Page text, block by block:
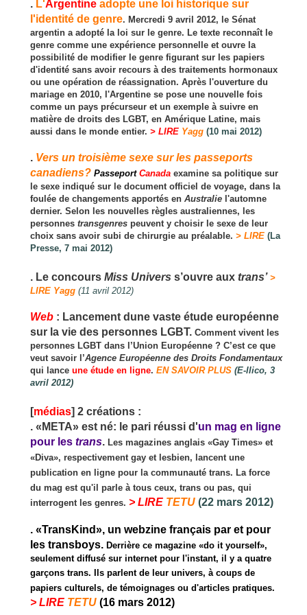
. L'Argentine adopte une loi historique sur
l'identité de genre. Mercredi 9 avril 2012, le Sénat
argentin a adopté la loi sur le genre. Le texte reconnaît le
genre comme une expérience personnelle et ouvre la
possibilité de modifier le genre figurant sur les papiers
d'identité sans avoir recours à des traitements hormonaux
ou une opération de réassignation. Après l'ouverture du
mariage en 2010, l'Argentine se pose une nouvelle fois
comme un pays précurseur et un exemple à suivre en
matière de droits des LGBT, en Amérique Latine, mais
aussi dans le monde entier. > LIRE Yagg (10 mai 2012)
. Vers un troisième sexe sur les passeports
canadiens? PasseportCanada examine sa politique sur
le sexe indiqué sur le document officiel de voyage, dans la
foulée de changements apportés en Australie l'automne
dernier. Selon les nouvelles règles australiennes, les
personnes transgenres peuvent y choisir le sexe de leur
choix sans avoir subi de chirurgie au préalable. > LIRE (La
Presse, 7 mai 2012)
. Le concours Miss Univers s’ouvre aux trans’ >
LIRE Yagg (11 avril 2012)
Web : Lancement dune vaste étude européenne
sur la vie des personnes LGBT. Comment vivent les
personnes LGBT dans l’Union Européenne ? C’est ce que
veut savoir l’Agence Européenne des Droits Fondamentaux
qui lance une étude en ligne. EN SAVOIR PLUS (E-llico, 3
avril 2012)
[médias] 2 créations :
. «META» est né: le pari réussi d'un mag en ligne
pour les trans. Les magazines anglais «Gay Times» et
«Diva», respectivement gay et lesbien, lancent une
publication en ligne pour la communauté trans. La force
du mag est qu'il parle à tous ceux, trans ou pas, qui
interrogent les genres. > LIRE TETU (22 mars 2012)
. «TransKind», un webzine français par et pour
les transboys. Derrière ce magazine «do it yourself»,
seulement diffusé sur internet pour l'instant, il y a quatre
garçons trans. Ils parlent de leur univers, à coups de
papiers culturels, de témoignages ou d'articles pratiques.
> LIRE TETU (16 mars 2012)